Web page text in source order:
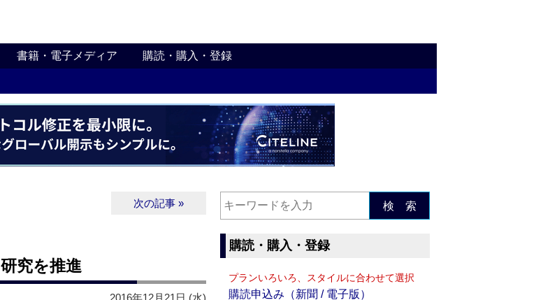
書籍・電子メディア 購読・購入・登録
次の記事 »
究を推進
2016年12月21日 (水)
検 索
購読・購入・登録
プランいろいろ、スタイルに合わせて選択
購読申込み（新聞 / 電子版）